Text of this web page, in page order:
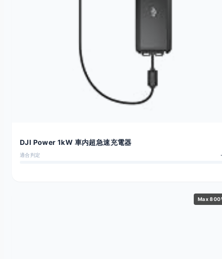
DJI Power 1kW 車内超急速充電器
適合判定
Max